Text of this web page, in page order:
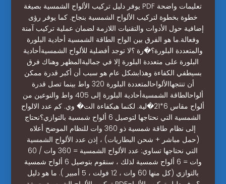
يوفر دليل تركيب الألواح الشمسية بصيغة PDF تعليمات واضحة
خطوة بخطوة لتركيب الألواح الشمسية بنجاح. كما يوفر رؤى
إضافية حول الأدوات والتقنيات اللازمة لضمان عملية تركيب آمنة
وفعالة.ما هو الفرق بين الواح الطاقة الشمسية أحادية البلورة
والمتعددة البلورة؟�رة ؟لا توجد أفضلية للألواح الشمسيةأحادية
البلورة على متعددة البلورة إلا في جماليةالمظهر وهناك فرق
بسيطفي الكفاءة وهذابشكل عام هو سبب أن أكبر قدرة ممكن
أن تنتجهاالألواحالمتعددة البلورة 320 واط بينما تصل قدرة
ألواحالطاقة الشمسيةأحادية البلورة إلى 405 واط والنوعين من
ألواح مقاس 6*21�لية. لكنما هيكفاءة الت� وي. كم عدد الالواح
الشمسية التي نحتاجها لتوصيل 6 ألواح شمسية بالتوازي؟نحتاج
إلى نظام طاقة شمسية ذو 360 وات للنظام الموضح أعلاه
(حمل مباشر + شحن البطاريات) ، إذن عدد الألواح الشمسية
التي نحتاجها تساوي: عدد الألواح الشمسية = 360 وات / 60
وات = 6 ألواح شمسية لذلك ، سنقوم بتوصيل 6 ألواح شمسية
بالتوازي (كل منها 60 وات ، 12 فولت ، 5 أمبير ). ما هو دليل